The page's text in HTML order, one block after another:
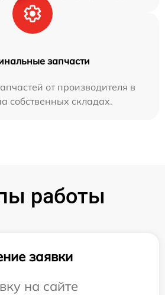
запчасти
от производителя в
собственных складах.
работы
заявки
на сайте